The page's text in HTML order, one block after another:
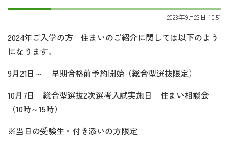
2023年9月23日 10:51
2024年ご入学の方 住まいのご紹介に関しては以下のよう
になります。
9月21日～ 早期合格前予約開始（総合型選抜限定）
10月7日 総合型選抜2次選考入試実施日 住まい相談会
（10時～15時）
※当日の受験生・付き添いの方限定